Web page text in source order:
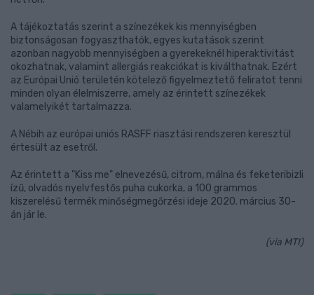
A tájékoztatás szerint a színezékek kis mennyiségben
biztonságosan fogyaszthatók, egyes kutatások szerint
azonban nagyobb mennyiségben a gyerekeknél hiperaktivitást
okozhatnak, valamint allergiás reakciókat is kiválthatnak. Ezért
az Európai Unió területén kötelező figyelmeztető feliratot tenni
minden olyan élelmiszerre, amely az érintett színezékek
valamelyikét tartalmazza.
A Nébih az európai uniós RASFF riasztási rendszeren keresztül
értesült az esetről.
Az érintett a "Kiss me" elnevezésű, citrom, málna és feketeribizli
ízű, olvadós nyelvfestős puha cukorka, a 100 grammos
kiszerelésű termék minőségmegőrzési ideje 2020. március 30-
án jár le.
(via MTI)